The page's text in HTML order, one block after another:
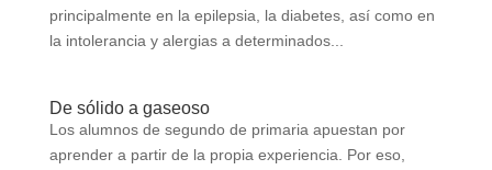
principalmente en la epilepsia, la diabetes, así como en
la intolerancia y alergias a determinados...
De sólido a gaseoso
Los alumnos de segundo de primaria apuestan por
aprender a partir de la propia experiencia. Por eso,